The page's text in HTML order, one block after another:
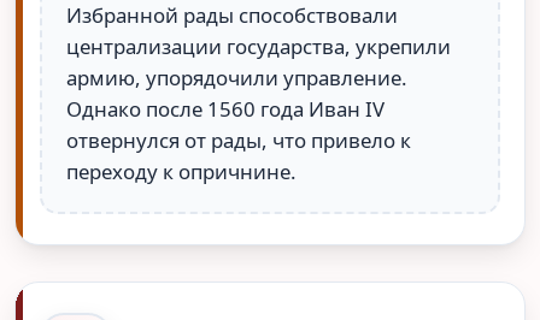
Избранной рады способствовали
централизации государства, укрепили
армию, упорядочили управление.
Однако после 1560 года Иван IV
отвернулся от рады, что привело к
переходу к опричнине.